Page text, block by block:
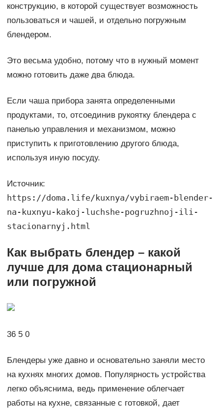
конструкцию, в которой существует возможность
пользоваться и чашей, и отдельно погружным
блендером.
Это весьма удобно, потому что в нужный момент
можно готовить даже два блюда.
Если чаша прибора занята определенными
продуктами, то, отсоединив рукоятку блендера с
панелью управления и механизмом, можно
приступить к приготовлению другого блюда,
используя иную посуду.
Источник:
https://doma.life/kuxnya/vybiraem-blender-
na-kuxnyu-kakoj-luchshe-pogruzhnoj-ili-
stacionarnyj.html
Как выбрать блендер – какой
лучше для дома стационарный
или погружной
36 5 0
Блендеры уже давно и основательно заняли место
на кухнях многих домов. Популярность устройства
легко объяснима, ведь применение облегчает
работы на кухне, связанные с готовкой, дает